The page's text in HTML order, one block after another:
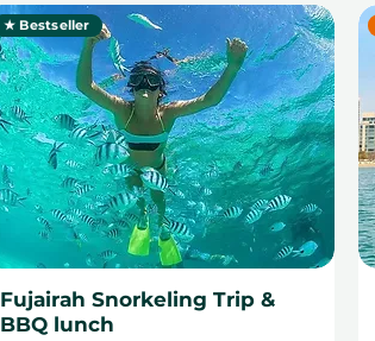
★ Bestseller
Fujairah Snorkeling Trip &
BBQ lunch